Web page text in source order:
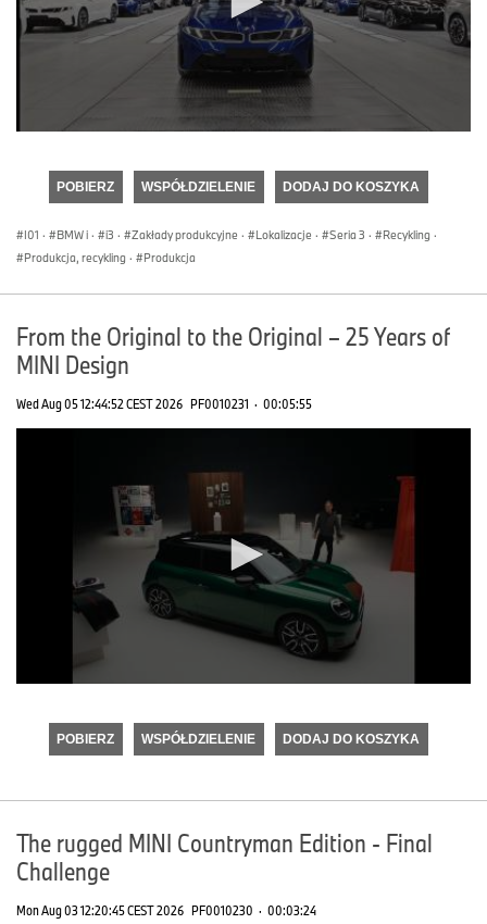
seconds
POBIERZ WSPÓŁDZIELENIE DODAJ DO KOSZYKA
I01 · BMW i · i3 · Zakłady produkcyjne · Lokalizacje · Seria 3 · Recykling ·
Produkcja, recykling · Produkcja
From the Original to the Original – 25 Years of
MINI Design
Wed Aug 05 12:44:52 CEST 2026 PF0010231 · 00:05:55
seconds
POBIERZ WSPÓŁDZIELENIE DODAJ DO KOSZYKA
The rugged MINI Countryman Edition - Final
Challenge
Mon Aug 03 12:20:45 CEST 2026 PF0010230 · 00:03:24